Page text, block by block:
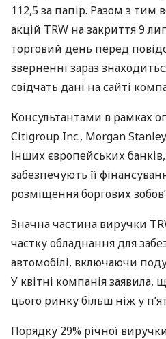
112,5 за папір. Разом з тим
акцій TRW на закриття 9
торговий день перед
зверненні зараз
свідчать дані на сайті
Консультантами в рамках
Citigroup Inc., Morgan
інших європейських
забезпечують її
розміщення боргових
Значна частина виручки
частку обладнання для
автомобілі, включаючи
У квітні компанія заявила,
цього ринку більш ніж у
Порядку 29% річної